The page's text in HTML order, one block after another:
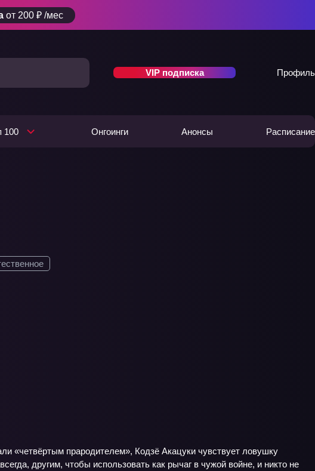
от 200 ₽ /мес
VIP подписка Профиль
100 Онгоинги Анонсы Расписание
«четвёртым прародителем», Кодзё Акацуки чувствует ловушку
другим, чтобы использовать как рычаг в чужой войне, и никто не